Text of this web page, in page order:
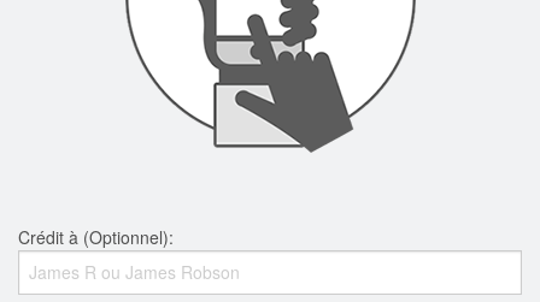
Crédit à (Optionnel):